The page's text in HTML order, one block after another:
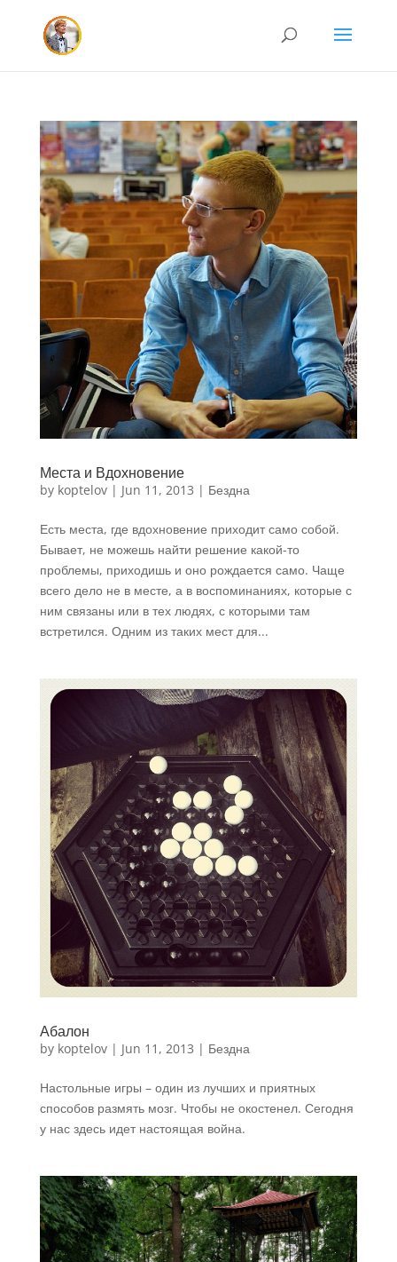
Места и Вдохновение
by koptelov| Jun 11, 2013 | Бездна
Есть места, где вдохновение приходит само собой.
Бывает, не можешь найти решение какой-то
проблемы, приходишь и оно рождается само. Чаще
всего дело не в месте, а в воспоминаниях, которые с
ним связаны или в тех людях, с которыми там
встретился. Одним из таких мест для...
Абалон
by koptelov| Jun 11, 2013 | Бездна
Настольные игры – один из лучших и приятных
способов размять мозг. Чтобы не окостенел. Сегодня
у нас здесь идет настоящая война.